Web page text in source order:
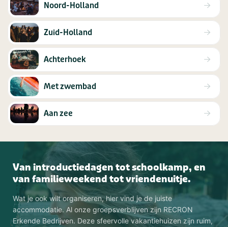
Noord-Holland
Zuid-Holland
Achterhoek
Met zwembad
Aan zee
Van introductiedagen tot schoolkamp, en
van familieweekend tot vriendenuitje.
Wat je ook wilt organiseren, hier vind je de juiste
accommodatie. Al onze groepsverblijven zijn RECRON
Erkende Bedrijven. Deze sfeervolle vakantiehuizen zijn ruim,